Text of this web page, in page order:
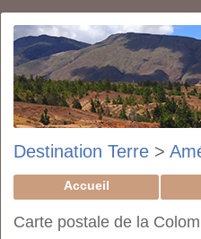
Destination Terre >
Accueil
Carte postale de la